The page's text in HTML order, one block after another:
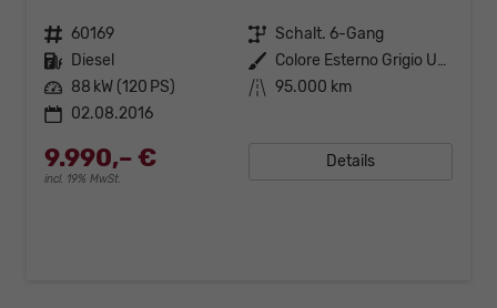
Fahrzeugnr. 60169 Getriebe Schalt. 6-Gang
Kraftstoff Diesel Außenfarbe
Colore Esterno Grigio Underground Vr-695/A
Leistung 88 kW (120 PS) Kilometerstand 95.000 km
02.08.2016
9.990,– €
incl. 19% MwSt.
Details